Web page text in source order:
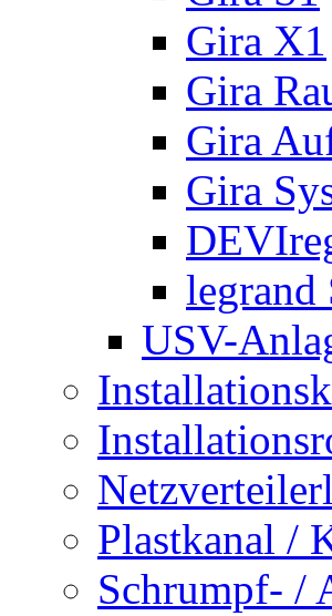
Gira X1
Gira
Gira
Gira
USV-
Plastkanal /
Schrumpf- /